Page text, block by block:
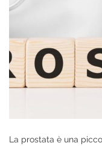
La prostata è una